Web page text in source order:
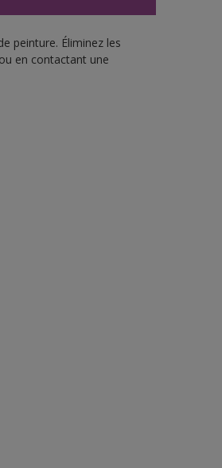
peinture. Éliminez les
en contactant une